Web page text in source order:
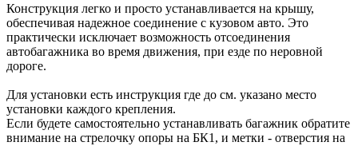
Конструкция легко и просто устанавливается на крышу,
обеспечивая надежное соединение с кузовом авто. Это
практически исключает возможность отсоединения
автобагажника во время движения, при езде по неровной
дороге.
Для установки есть инструкция где до см. указано место
установки каждого крепления.
Если будете самостоятельно устанавливать багажник обратите
внимание на стрелочку опоры на БК1, и метки - отверстия на